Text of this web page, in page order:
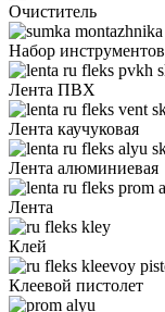
Очиститель
Набор инструментов
Лента ПВХ
Лента каучуковая
Лента алюминиевая
Лента
Клей
Клеевой пистолет